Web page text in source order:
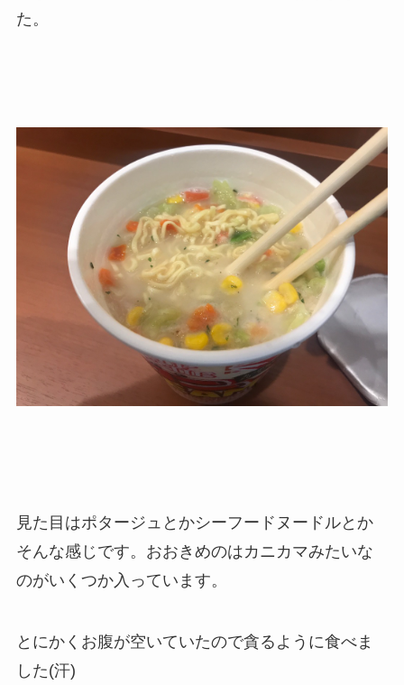
た。
見た目はポタージュとかシーフードヌードルとか
そんな感じです。おおきめのはカニカマみたいな
のがいくつか入っています。
とにかくお腹が空いていたので貪るように食べま
した(汗)